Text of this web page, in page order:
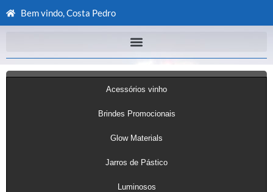
Bem vindo, Costa Pedro
Acessórios vinho
Brindes Promocionais
Glow Materials
Jarros de Pástico
Luminosos